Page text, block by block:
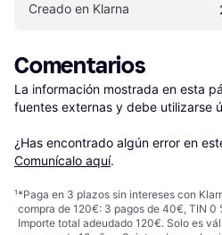
Creado en Klarna
Comentarios
La información mostrada en esta
fuentes externas y debe utilizarse
¿Has encontrado algún error en
Comunícalo aquí.
¹*Paga en 3 plazos sin intereses con
compra de 120€: 3 pagos de 40€, TIN 0
Importe total adeudado 120€. Solo es